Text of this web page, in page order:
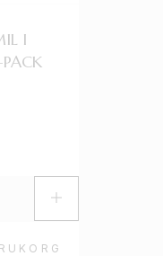
I